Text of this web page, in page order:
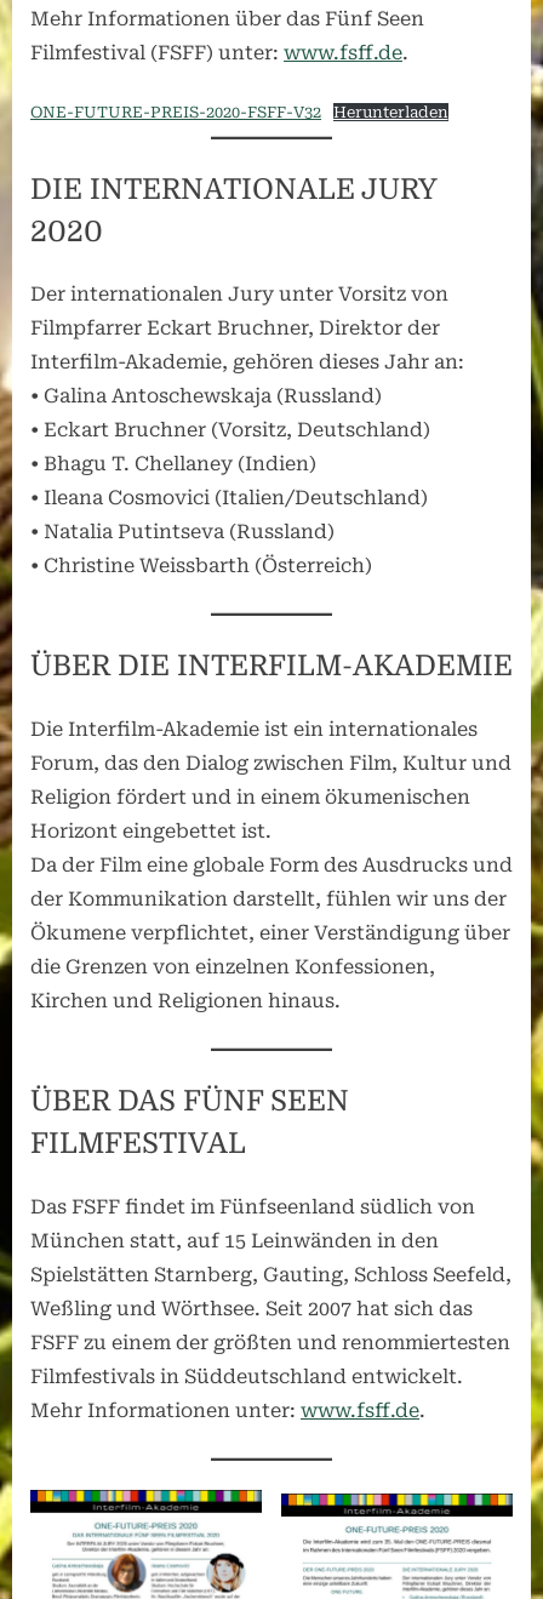
Mehr Informationen über das Fünf Seen
Filmfestival (FSFF) unter: www.fsff.de.
ONE-FUTURE-PREIS-2020-FSFF-V32 Herunterladen
DIE INTERNATIONALE JURY
2020
Der internationalen Jury unter Vorsitz von
Filmpfarrer Eckart Bruchner, Direktor der
Interfilm-Akademie, gehören dieses Jahr an:
• Galina Antoschewskaja (Russland)
• Eckart Bruchner (Vorsitz, Deutschland)
• Bhagu T. Chellaney (Indien)
• Ileana Cosmovici (Italien/Deutschland)
• Natalia Putintseva (Russland)
• Christine Weissbarth (Österreich)
ÜBER DIE INTERFILM-AKADEMIE
Die Interfilm-Akademie ist ein internationales
Forum, das den Dialog zwischen Film, Kultur und
Religion fördert und in einem ökumenischen
Horizont eingebettet ist.
Da der Film eine globale Form des Ausdrucks und
der Kommunikation darstellt, fühlen wir uns der
Ökumene verpflichtet, einer Verständigung über
die Grenzen von einzelnen Konfessionen,
Kirchen und Religionen hinaus.
ÜBER DAS FÜNF SEEN
FILMFESTIVAL
Das FSFF findet im Fünfseenland südlich von
München statt, auf 15 Leinwänden in den
Spielstätten Starnberg, Gauting, Schloss Seefeld,
Weßling und Wörthsee. Seit 2007 hat sich das
FSFF zu einem der größten und renommiertesten
Filmfestivals in Süddeutschland entwickelt.
Mehr Informationen unter: www.fsff.de.